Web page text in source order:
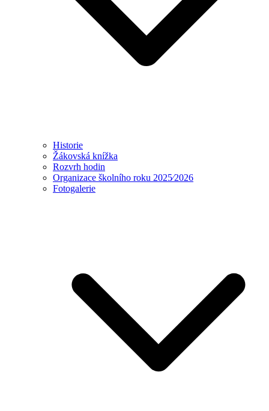
Historie
Žákovská knížka
Rozvrh hodin
Organizace školního roku 2025⁄2026
Fotogalerie